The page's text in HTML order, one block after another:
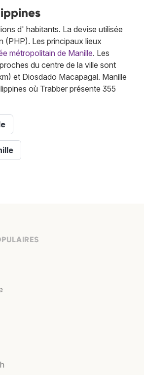
d' habitants. La devise utilisée
(PHP). Les principaux lieux
métropolitain de Manille. Les
du centre de la ville sont
et Diosdado Macapagal. Manille
où Trabber présente 355